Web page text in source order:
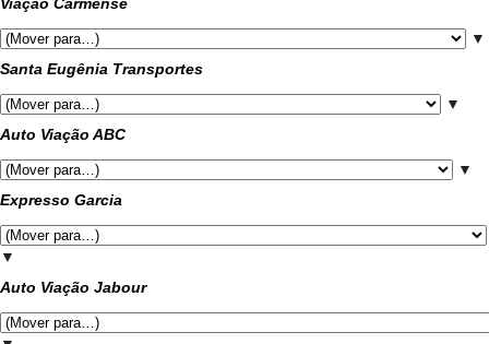
Viação Carmense
▼
Santa Eugênia Transportes
▼
Auto Viação ABC
▼
Expresso Garcia
▼
Auto Viação Jabour